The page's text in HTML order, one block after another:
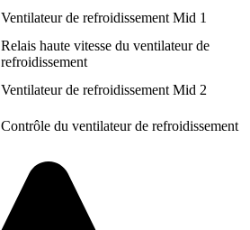
Ventilateur de refroidissement Mid 1
Relais haute vitesse du ventilateur de
refroidissement
Ventilateur de refroidissement Mid 2
Contrôle du ventilateur de refroidissement